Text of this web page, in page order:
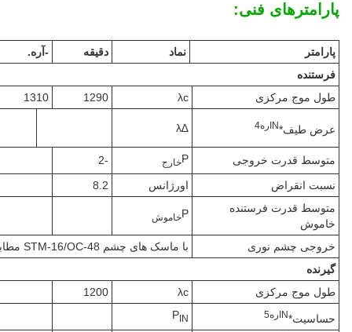
پارامترهای فنی:
پارامتر نماد دقیقه
-آره.
فرستنده
طول موج مرکزی
λc
1290
1310
عرض طیف*Nاره4
∆λ
متوسط قدرت خروجی Pخارج
-2
نسبت انقراض
اورژانس
8.2
متوسط قدرت فرستنده
خاموش
Pخاموش
خروجی چشم نوری
با ماسک های چشم STM-16/OC-48 مطابقت دارد
گیرنده
طول موج مرکزی
λc
1200
حساسیت*Nاره5
PIN